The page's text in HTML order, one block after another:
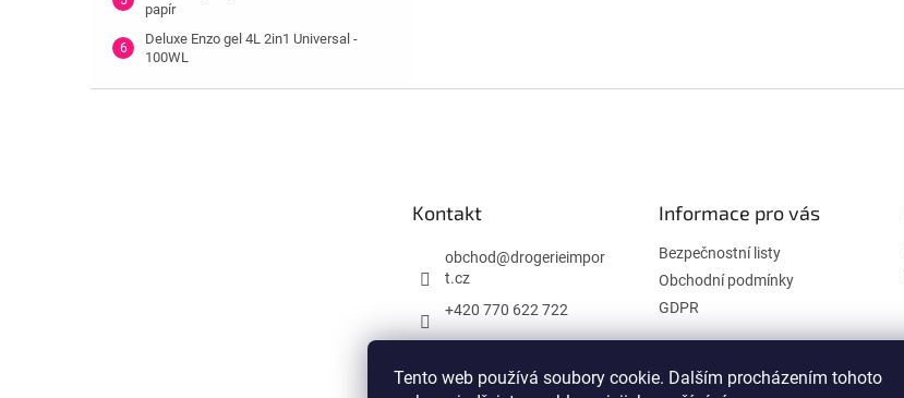
Tento web používá soubory cookie. Dalším procházením tohoto
papír
Deluxe Enzo gel 4L 2in1 Universal -
100WL
Kontakt
obchod@drogerieimpor
t.cz
+420 770 622 722
Informace pro vás
Bezpečnostní listy
Obchodní podmínky
GDPR